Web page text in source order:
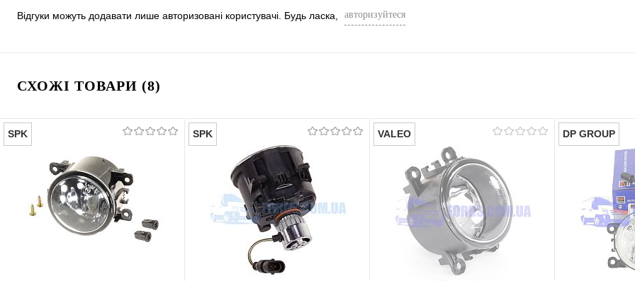
Відгуки можуть додавати лише авторизовані користувачі. Будь ласка, авторизуйтеся
СХОЖІ ТОВАРИ (8)
SPK SPK VALEO DP GROUP